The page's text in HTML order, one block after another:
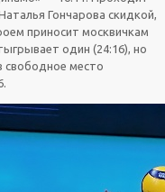
Гончарова скидкой,
приносит москвичкам
один (24:16), но
свободное место